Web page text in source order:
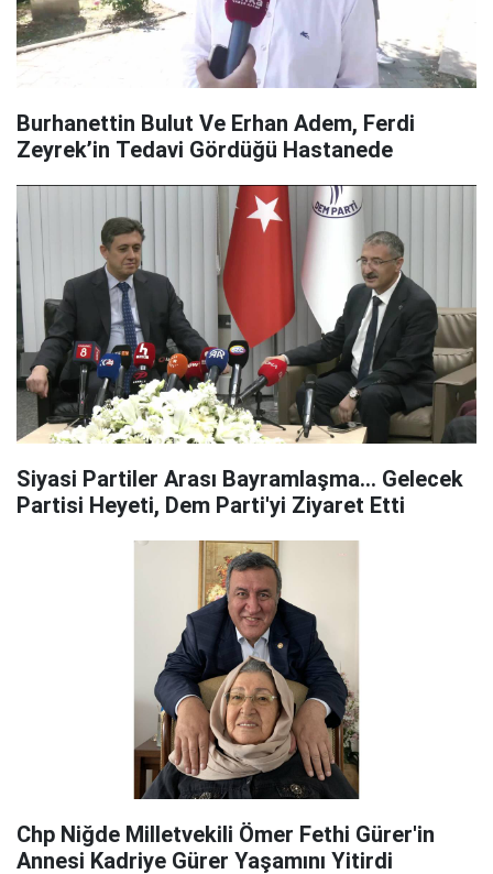
Burhanettin Bulut Ve Erhan Adem, Ferdi
Zeyrek’in Tedavi Gördüğü Hastanede
Siyasi Partiler Arası Bayramlaşma... Gelecek
Partisi Heyeti, Dem Parti'yi Ziyaret Etti
Chp Niğde Milletvekili Ömer Fethi Gürer'in
Annesi Kadriye Gürer Yaşamını Yitirdi